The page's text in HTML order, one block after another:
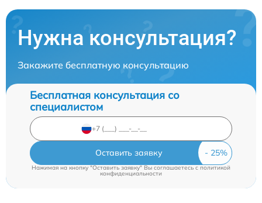
Нужна консультация?
Закажите бесплатную консультацию
Бесплатная консультация со
специалистом
Оставить заявку
Нажимая на кнопку "Оставить заявку" Вы соглашаетесь cполитикой
конфиденциальности